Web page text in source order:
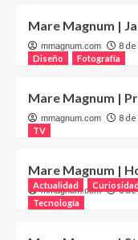
Mare Magnum |
mmagnum.com
8
Diseño
Fotografía
Mare Magnum |
mmagnum.com
8
TV
Mare Magnum |
mmagnum.com 8 de
Actualidad
Tecnología